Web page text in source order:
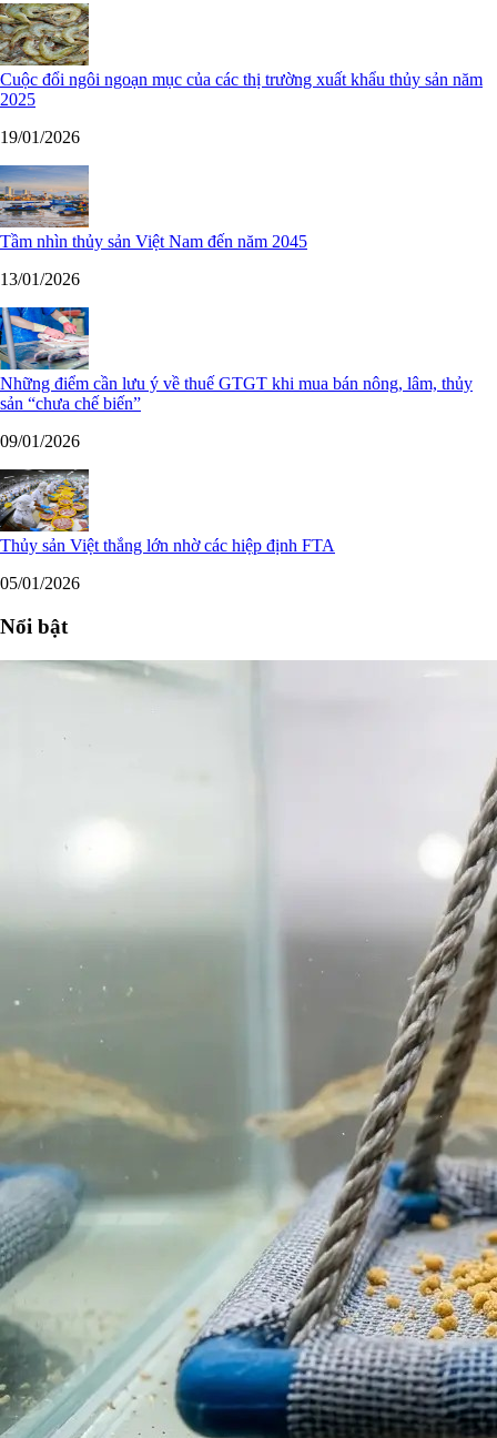
Cuộc đổi ngôi ngoạn mục của các thị trường xuất khẩu thủy sản năm
2025
19/01/2026
Tầm nhìn thủy sản Việt Nam đến năm 2045
13/01/2026
Những điểm cần lưu ý về thuế GTGT khi mua bán nông, lâm, thủy
sản “chưa chế biến”
09/01/2026
Thủy sản Việt thắng lớn nhờ các hiệp định FTA
05/01/2026
Nổi bật